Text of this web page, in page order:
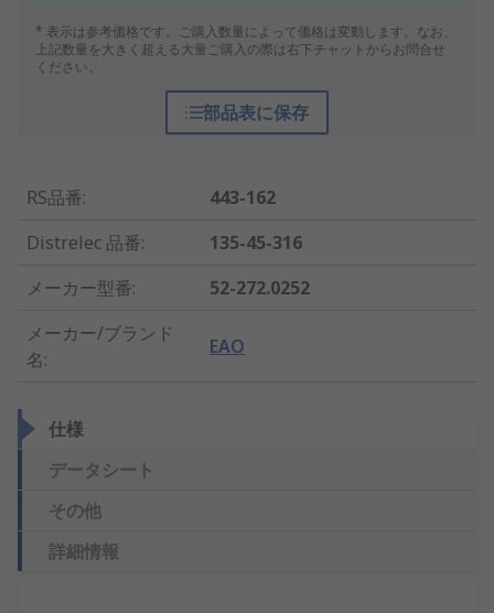
* 表示は参考価格です。ご購入数量によって価格は変動します。なお、
上記数量を大きく超える大量ご購入の際は右下チャットからお問合せ
ください。
部品表に保存
RS品番:
443-162
Distrelec 品番:
135-45-316
メーカー型番:
52-272.0252
メーカー/ブランド
名:
EAO
仕様
データシート
その他
詳細情報